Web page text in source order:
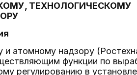
ТЕХНОЛОГИЧЕСКОМУ
и атомному надзору
функции по
регулированию в